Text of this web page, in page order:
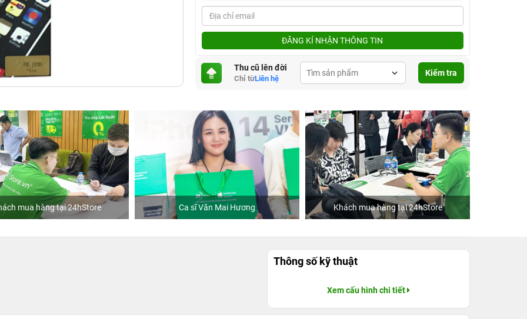
ĐĂNG KÍ NHẬN THÔNG TIN
Thu cũ lên đời
Chỉ từLiên hệ
Kiểm tra
mua hàng tại 24hStore Ca sĩ Văn Mai Hương Khách mua hàng tại 24hStore
Thông số kỹ thuật
Xem cấu hình chi tiết